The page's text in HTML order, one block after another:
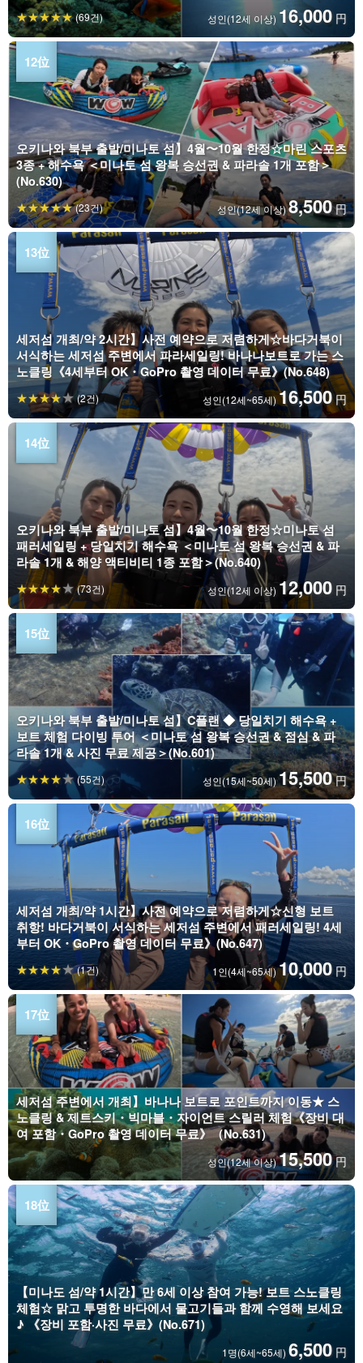
성인(12세 이상) 16,000 円
(69건)
오키나와 북부 출발/미나토 섬】4월〜10월 한정☆마린 스포츠
3종 + 해수욕 ＜미나토 섬 왕복 승선권 & 파라솔 1개 포함＞
(No.630)
성인(12세 이상)8,500 円
(23건)
세저섬 개최/약 2시간】사전 예약으로 저렴하게☆바다거북이
서식하는 세저섬 주변에서 파라세일링! 바나나보트로 가는 스
노클링《4세부터 OK・GoPro 촬영 데이터 무료》(No.648)
성인(12세~65세)16,500 円
(2건)
오키나와 북부 출발/미나토 섬】4월〜10월 한정☆미나토 섬
패러세일링 + 당일치기 해수욕 ＜미나토 섬 왕복 승선권 & 파
라솔 1개 & 해양 액티비티 1종 포함＞(No.640)
성인(12세 이상) 12,000 円
(73건)
오키나와 북부 출발/미나토 섬】C플랜 ◆ 당일치기 해수욕 +
보트 체험 다이빙 투어 ＜미나토 섬 왕복 승선권 & 점심 & 파
라솔 1개 & 사진 무료 제공＞(No.601)
성인(15세~50세)15,500 円
(55건)
세저섬 개최/약 1시간】사전 예약으로 저렴하게☆신형 보트
취항! 바다거북이 서식하는 세저섬 주변에서 패러세일링! 4세
부터 OK・GoPro 촬영 데이터 무료》(No.647)
1인(4세~65세)10,000 円
(1건)
세저섬 주변에서 개최】바나나 보트로 포인트까지 이동★ 스
노클링 & 제트스키・빅마블・자이언트 스릴러 체험《장비 대
여 포함・GoPro 촬영 데이터 무료》（No.631)
성인(12세 이상)15,500 円
【미나도 섬/약 1시간】만 6세 이상 참여 가능! 보트 스노클링
체험☆ 맑고 투명한 바다에서 물고기들과 함께 수영해 보세요
♪ 《장비 포함·사진 무료》(No.671)
1명(6세~65세) 6,500 円